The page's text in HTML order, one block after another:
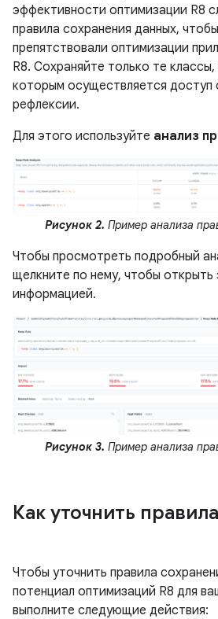
эффективности оптимизации R8
правила сохранения данных,
препятствовали оптимизации
R8. Сохраняйте только те
которым осуществляется
рефлексии.
Для этого используйте анализ
Рисунок 2. Пример анализа
Чтобы просмотреть подробный
щелкните по нему, чтобы открыть
информацией.
Рисунок 3. Пример анализа
Как уточнить
Чтобы уточнить правила
потенциал оптимизаций R8 для
выполните следующие действия: